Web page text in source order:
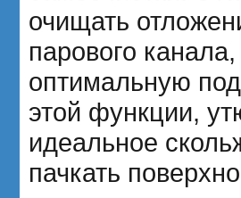
очищать
парового
оптимальную
этой функции,
идеальное
пачкать